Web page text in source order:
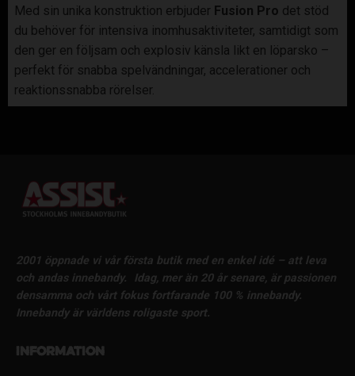
Med sin unika konstruktion erbjuder Fusion Pro det stöd
du behöver för intensiva inomhusaktiviteter, samtidigt som
den ger en följsam och explosiv känsla likt en löparsko –
perfekt för snabba spelvändningar, accelerationer och
reaktionssnabba rörelser.
2001 öppnade vi vår första butik med en enkel idé – att leva
och andas innebandy.
Idag, mer än 20 år senare, är passionen
densamma och vårt fokus fortfarande 100 % innebandy.
Innebandy är världens roligaste sport.
Information